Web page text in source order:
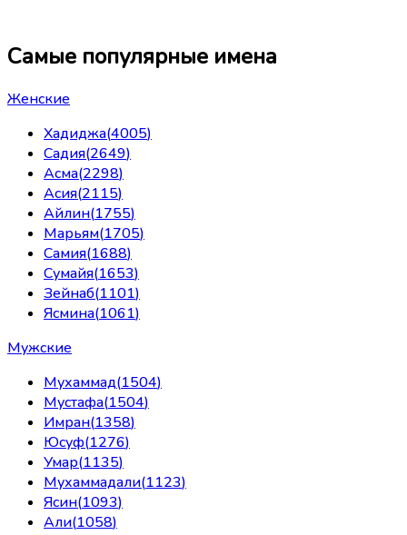
Самые популярные имена
Женские
Хадиджа(4005)
Садия(2649)
Асма(2298)
Асия(2115)
Айлин(1755)
Марьям(1705)
Самия(1688)
Сумайя(1653)
Зейнаб(1101)
Ясмина(1061)
Мужские
Мухаммад(1504)
Мустафа(1504)
Имран(1358)
Юсуф(1276)
Умар(1135)
Мухаммадали(1123)
Ясин(1093)
Али(1058)